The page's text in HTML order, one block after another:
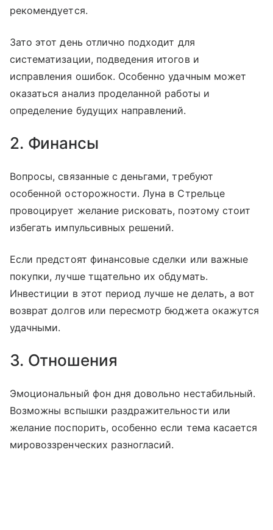
рекомендуется.
Зато этот день отлично подходит для
систематизации, подведения итогов и
исправления ошибок. Особенно удачным может
оказаться анализ проделанной работы и
определение будущих направлений.
2. Финансы
Вопросы, связанные с деньгами, требуют
особенной осторожности. Луна в Стрельце
провоцирует желание рисковать, поэтому стоит
избегать импульсивных решений.
Если предстоят финансовые сделки или важные
покупки, лучше тщательно их обдумать.
Инвестиции в этот период лучше не делать, а вот
возврат долгов или пересмотр бюджета окажутся
удачными.
3. Отношения
Эмоциональный фон дня довольно нестабильный.
Возможны вспышки раздражительности или
желание поспорить, особенно если тема касается
мировоззренческих разногласий.